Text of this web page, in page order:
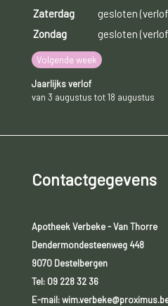
Zaterdag
gesloten
Zondag
gesloten
Volgende week
Jaarlijks verlof
van 3 augustus tot 18 augustus
Contactgegevens
Apotheek Verbeke - Van Thorre
Dendermondesteenweg 448
9070 Destelbergen
Tel: 09 228 32 36
E-mail: